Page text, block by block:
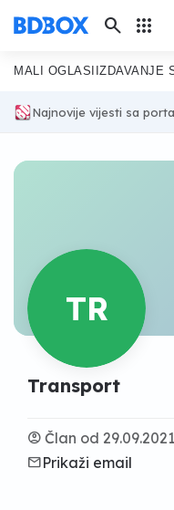
search apps
MALI OGLASI IZDAVANJE
Najnovije vijesti sa
TR
Transport
account_circle Član od
emailPrikaži email